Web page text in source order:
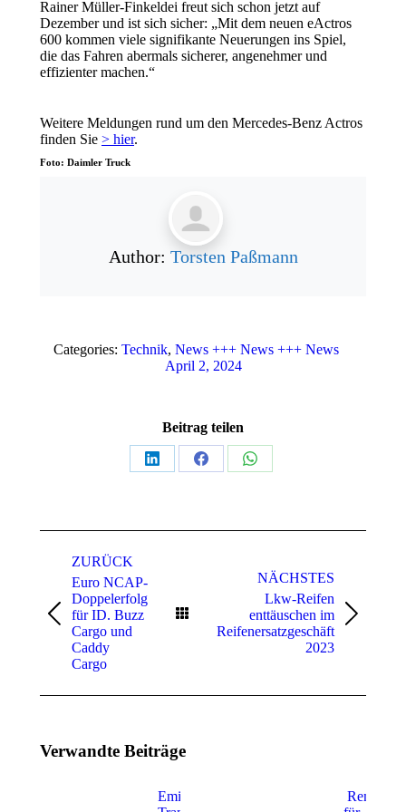
Rainer Müller-Finkeldei freut sich schon jetzt auf
Dezember und ist sich sicher: „Mit dem neuen eActros
600 kommen viele signifikante Neuerungen ins Spiel,
die das Fahren abermals sicherer, angenehmer und
effizienter machen.“
Weitere Meldungen rund um den Mercedes-Benz Actros
finden Sie > hier.
Foto: Daimler Truck
Author: Torsten Paßmann
Categories: Technik, News +++ News +++ News
April 2, 2024
Beitrag teilen
Teilen
Teilen
Teilen
ZURÜCK
Vorheriger
Beitrag:
Euro NCAP-
Doppelerfolg
für ID. Buzz
Cargo und
Caddy
Cargo
NÄCHSTES
Nächster
Beitrag:
Lkw-Reifen
enttäuschen im
Reifenersatzgeschäft
2023
Verwandte Beiträge
Emissionsfreies
Remote